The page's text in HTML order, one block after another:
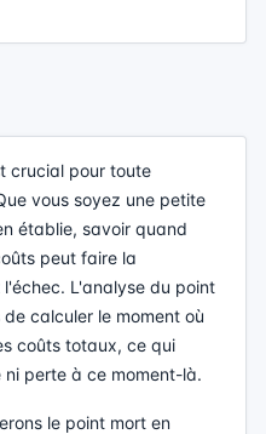
crucial pour toute
vous soyez une petite
établie, savoir quand
peut faire la
L'analyse du point
calculer le moment où
coûts totaux, ce qui
perte à ce moment-là.
le point mort en